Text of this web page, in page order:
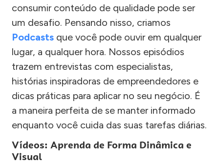
consumir conteúdo de qualidade pode ser
um desafio. Pensando nisso, criamos
Podcasts que você pode ouvir em qualquer
lugar, a qualquer hora. Nossos episódios
trazem entrevistas com especialistas,
histórias inspiradoras de empreendedores e
dicas práticas para aplicar no seu negócio. É
a maneira perfeita de se manter informado
enquanto você cuida das suas tarefas diárias.
Vídeos: Aprenda de Forma Dinâmica e
Visual